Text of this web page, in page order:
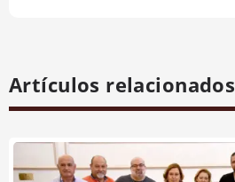
Artículos relacionados